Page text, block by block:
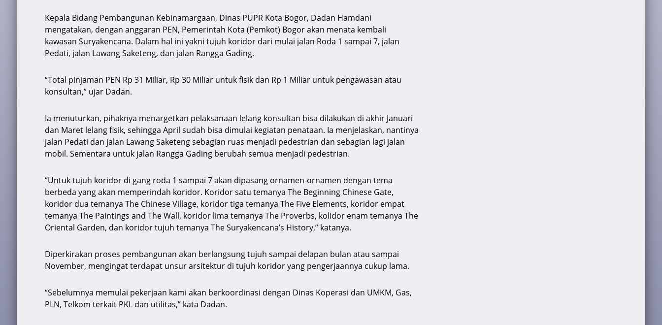
Kepala Bidang Pembangunan Kebinamargaan, Dinas PUPR Kota Bogor, Dadan Hamdani
mengatakan, dengan anggaran PEN, Pemerintah Kota (Pemkot) Bogor akan menata kembali
kawasan Suryakencana. Dalam hal ini yakni tujuh koridor dari mulai jalan Roda 1 sampai 7, jalan
Pedati, jalan Lawang Saketeng, dan jalan Rangga Gading.
“Total pinjaman PEN Rp 31 Miliar, Rp 30 Miliar untuk fisik dan Rp 1 Miliar untuk pengawasan atau
konsultan,” ujar Dadan.
Ia menuturkan, pihaknya menargetkan pelaksanaan lelang konsultan bisa dilakukan di akhir Januari
dan Maret lelang fisik, sehingga April sudah bisa dimulai kegiatan penataan. Ia menjelaskan, nantinya
jalan Pedati dan jalan Lawang Saketeng sebagian ruas menjadi pedestrian dan sebagian lagi jalan
mobil. Sementara untuk jalan Rangga Gading berubah semua menjadi pedestrian.
“Untuk tujuh koridor di gang roda 1 sampai 7 akan dipasang ornamen-ornamen dengan tema
berbeda yang akan memperindah koridor. Koridor satu temanya The Beginning Chinese Gate,
koridor dua temanya The Chinese Village, koridor tiga temanya The Five Elements, koridor empat
temanya The Paintings and The Wall, koridor lima temanya The Proverbs, kolidor enam temanya The
Oriental Garden, dan koridor tujuh temanya The Suryakencana’s History,” katanya.
Diperkirakan proses pembangunan akan berlangsung tujuh sampai delapan bulan atau sampai
November, mengingat terdapat unsur arsitektur di tujuh koridor yang pengerjaannya cukup lama.
“Sebelumnya memulai pekerjaan kami akan berkoordinasi dengan Dinas Koperasi dan UMKM, Gas,
PLN, Telkom terkait PKL dan utilitas,” kata Dadan.